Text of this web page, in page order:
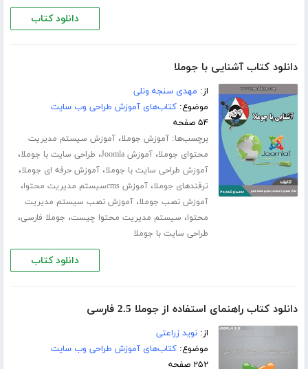
دانلود کتاب
دانلود کتاب آشنایی با جوملا
از: مهدی سنجه ونلی
موضوع:کتاب‌های آموزش طراحی وب سایت
۵۴ صفحه
برچسب‌ها:آموزش جوملا،آموزش سیستم مدیریت
محتوای جوملا،آموزش Joomla ، طراحی سایت با جوملا،
آموزش طراحی سایت با جوملا،آموزش حرفه ای جوملا،
ترفندهای جوملا،آموزش cmsسیستم مدیریت محتوا ،
آموزش نصب جوملا،آموزش نصب سیستم مدیریت
محتوا، سیستم مدیریت محتوا چیست، جوملا فارسی،
طراحی سایت با جوملا
دانلود کتاب
دانلود کتاب راهنمای استفاده از جوملا 2.5 فارسی
از:نوید زراعتی
موضوع:کتاب‌های آموزش طراحی وب سایت
۲۵۲ صفحه